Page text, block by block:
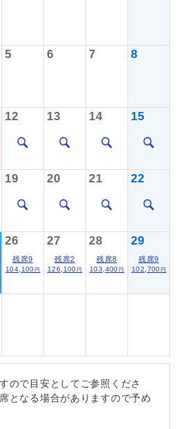
5 6 7 8
12 13 14 15
19 20 21 22
26
残席9
104,100 円
27
残席2
126,100 円
28
残席8
103,400 円
29
残席9
102,700 円
ので目安としてご参照くださ
となる場合がありますので予め